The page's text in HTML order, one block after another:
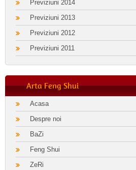
Previziuni 2014
Previziuni 2013
Previziuni 2012
Previziuni 2011
Arta Feng Shui
Acasa
Despre noi
BaZi
Feng Shui
ZeRi